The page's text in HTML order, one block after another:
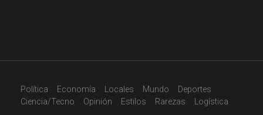
Política Economía Locales Mundo
Deportes
Ciencia/Tecno
Opinión Estilos Rarezas Logística